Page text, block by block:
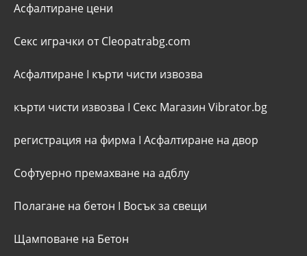
Асфалтиране цени
Секс играчки от Cleopatrabg.com
Асфалтиране I кърти чисти извозва
кърти чисти извозва I Секс Магазин Vibrator.bg
регистрация на фирма I Асфалтиране на двор
Софтуерно премахване на адблу
Полагане на бетон I Восък за свещи
Щамповане на Бетон